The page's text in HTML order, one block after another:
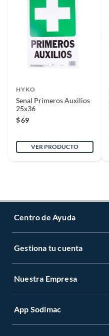
HYKO
Senal Primeros Auxilios
25x36
$69
VER PRODUCTO
Centro de Ayuda
Servicio al Cliente
Venta a empresas
Gestiona tu cuenta
Gestiona tu cuenta
Nuestra Empresa
Nuestras tiendas
App Sodimac